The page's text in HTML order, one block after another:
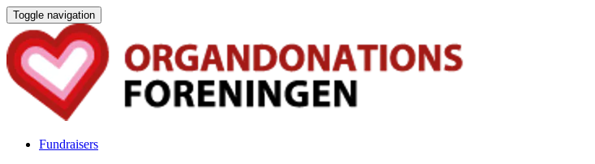
Toggle navigation
Fundraisers